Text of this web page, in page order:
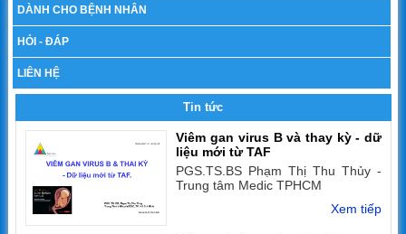
DÀNH CHO BỆNH NHÂN
HỎI - ĐÁP
LIÊN HỆ
Tin tức
Viêm gan virus B và thay kỳ - dữ
liệu mới từ TAF
PGS.TS.BS Phạm Thị Thu Thủy -
Trung tâm Medic TPHCM
Xem tiếp